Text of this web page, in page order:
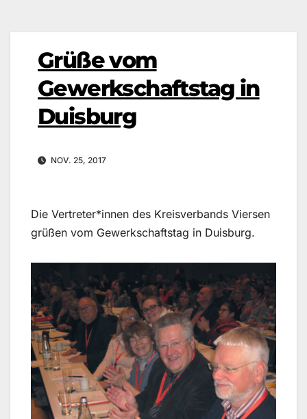
Grüße vom
Gewerkschaftstag in
Duisburg
NOV. 25, 2017
Die Vertreter*innen des Kreisverbands Viersen
grüßen vom Gewerkschaftstag in Duisburg.